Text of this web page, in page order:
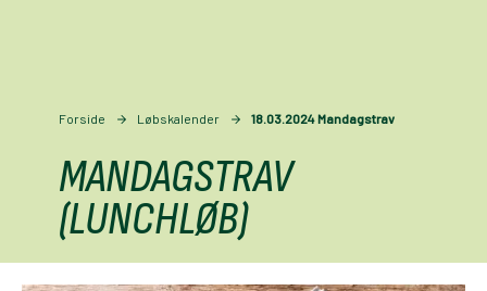
Forside Løbskalender 18.03.2024 Mandagstrav
MANDAGSTRAV
(LUNCHLØB)